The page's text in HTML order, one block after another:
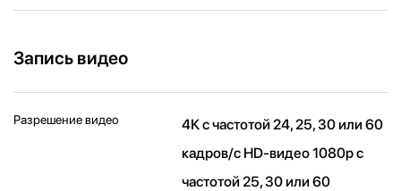
Запись видео
Разрешение видео
4K с частотой 24, 25, 30 или 60
кадров/ с HD-видео 1080p с
частотой 25, 30 или 60